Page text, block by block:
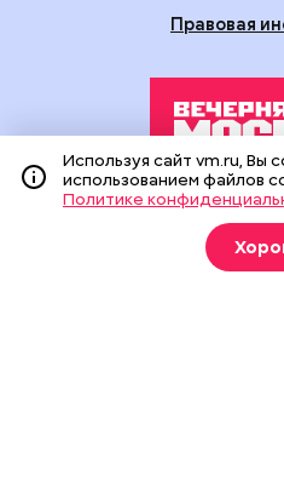
Правовая
Издание создано при
средств массовой информации
На сайте применяются
(информационные технологии
Используя сайт vm.ru, Вы
использованием файлов
Политике